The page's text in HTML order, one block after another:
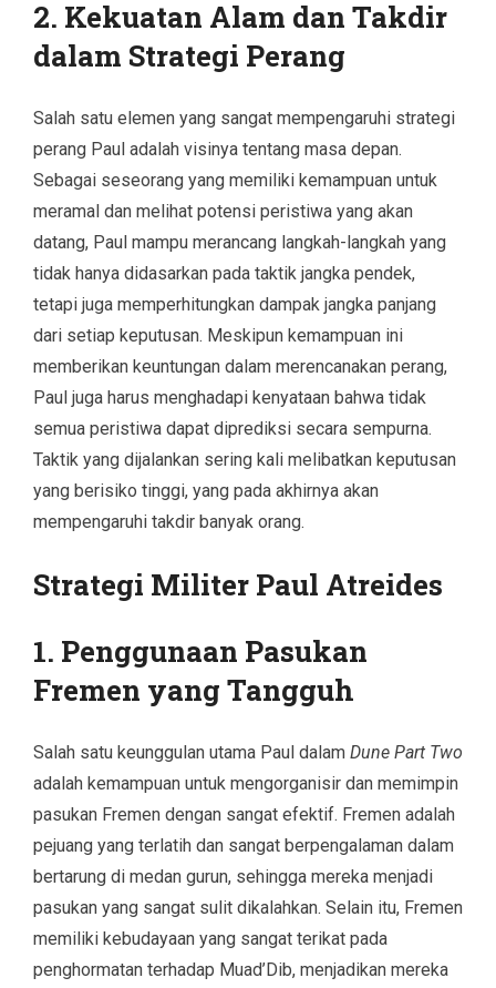
2. Kekuatan Alam dan Takdir
dalam Strategi Perang
Salah satu elemen yang sangat mempengaruhi strategi
perang Paul adalah visinya tentang masa depan.
Sebagai seseorang yang memiliki kemampuan untuk
meramal dan melihat potensi peristiwa yang akan
datang, Paul mampu merancang langkah-langkah yang
tidak hanya didasarkan pada taktik jangka pendek,
tetapi juga memperhitungkan dampak jangka panjang
dari setiap keputusan. Meskipun kemampuan ini
memberikan keuntungan dalam merencanakan perang,
Paul juga harus menghadapi kenyataan bahwa tidak
semua peristiwa dapat diprediksi secara sempurna.
Taktik yang dijalankan sering kali melibatkan keputusan
yang berisiko tinggi, yang pada akhirnya akan
mempengaruhi takdir banyak orang.
Strategi Militer Paul Atreides
1. Penggunaan Pasukan
Fremen yang Tangguh
Salah satu keunggulan utama Paul dalam Dune Part Two
adalah kemampuan untuk mengorganisir dan memimpin
pasukan Fremen dengan sangat efektif. Fremen adalah
pejuang yang terlatih dan sangat berpengalaman dalam
bertarung di medan gurun, sehingga mereka menjadi
pasukan yang sangat sulit dikalahkan. Selain itu, Fremen
memiliki kebudayaan yang sangat terikat pada
penghormatan terhadap Muad’Dib, menjadikan mereka